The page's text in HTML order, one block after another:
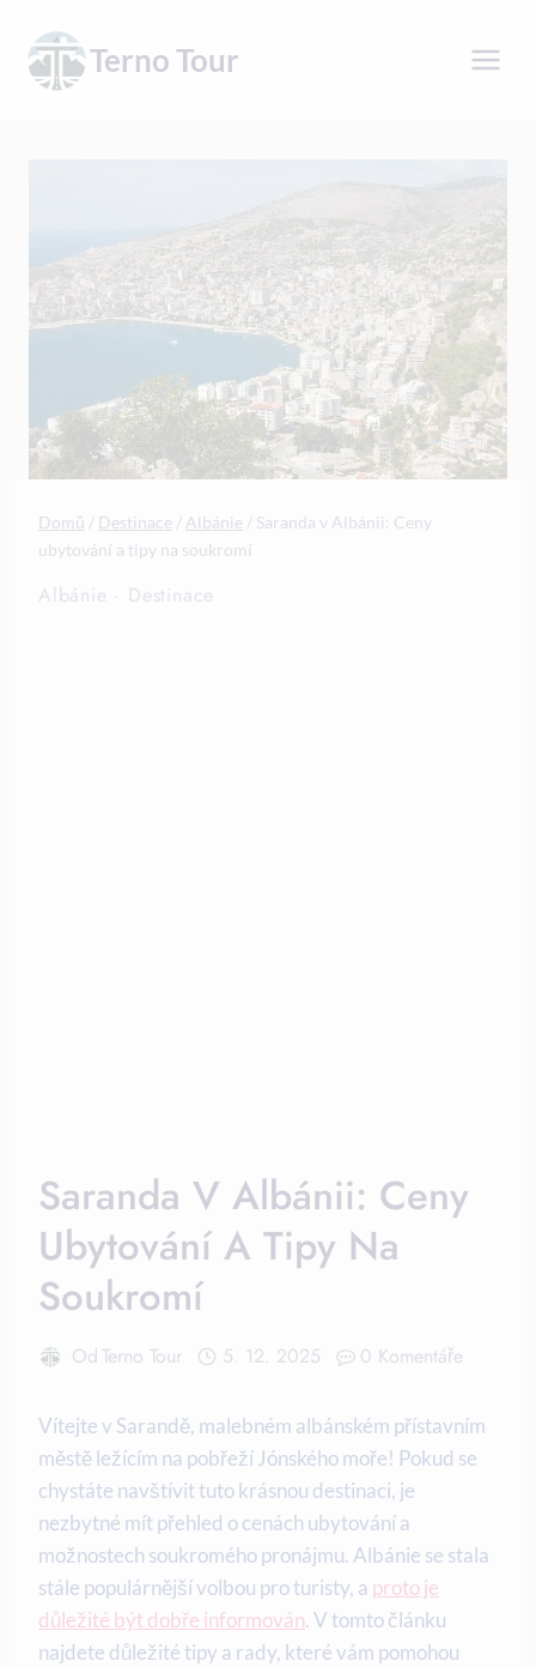
obsah
Terno Tour
Domů / Destinace / Albánie / Saranda v Albánii: Ceny
ubytování a tipy na soukromí
Albánie · Destinace
Saranda V Albánii: Ceny
Ubytování A Tipy Na
Soukromí
OdTerno Tour 5. 12. 2025 0 Komentáře
Vítejte v Sarandě, malebném albánském přístavním
městě ležícím⁤ na pobřeží Jónského moře! Pokud se
chystáte ⁢navštívit tuto ‌krásnou destinaci, je
nezbytné mít přehled‌ o cenách ubytování a
možnostech soukromého pronájmu. Albánie se stala
stále populárnější volbou pro turisty, a ⁤ proto je
důležité být dobře informován. V tomto článku
najdete důležité tipy a rady, které vám pomohou